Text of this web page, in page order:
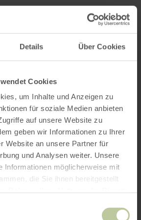
Details Über Cookies
Cookies
um Inhalte und Anzeigen zu
für soziale Medien anbieten
auf unsere Website zu
geben wir Informationen zu Ihrer
Website an unsere Partner für
und Analysen weiter. Unsere
Informationen möglicherweise mit
die Sie ihnen bereitgestellt